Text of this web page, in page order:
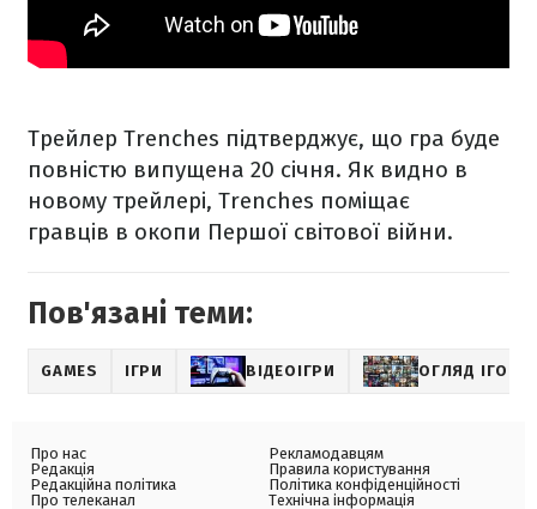
Трейлер Trenches підтверджує, що гра буде
повністю випущена 20 січня. Як видно в
новому трейлері, Trenches поміщає
гравців в окопи Першої світової війни.
Пов'язані теми:
GAMES ІГРИ ВІДЕОІГРИ ОГЛЯД ІГОР
Про нас
Редакція
Редакційна політика
Про телеканал
Рекламодавцям
Правила користування
Політика конфіденційності
Технічна інформація